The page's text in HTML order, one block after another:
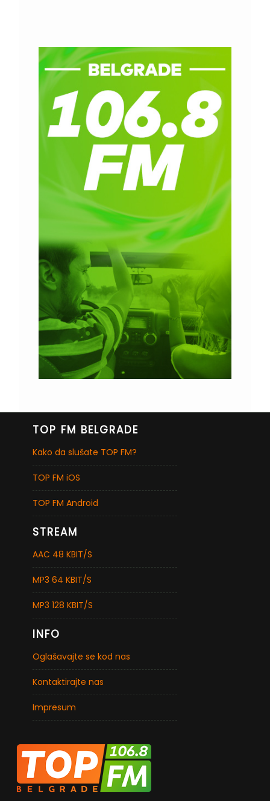
TOP FM BELGRADE
Kako da slušate TOP FM?
TOP FM iOS
TOP FM Android
STREAM
AAC 48 KBIT/S
MP3 64 KBIT/S
MP3 128 KBIT/S
INFO
Oglašavajte se kod nas
Kontaktirajte nas
Impresum